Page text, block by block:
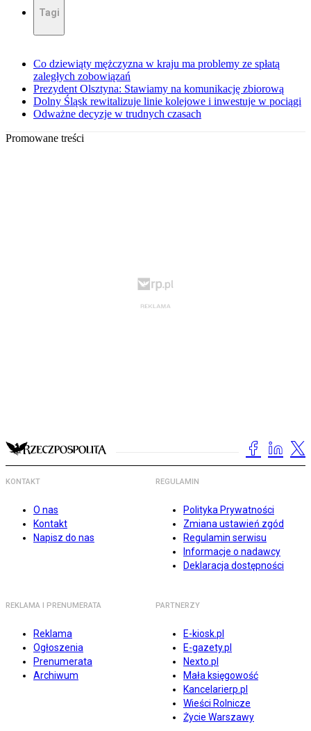
Tagi
Co dziewiąty mężczyzna w kraju ma problemy ze spłatą
zaległych zobowiązań
Prezydent Olsztyna: Stawiamy na komunikację zbiorową
Dolny Śląsk rewitalizuje linie kolejowe i inwestuje w pociągi
Odważne decyzje w trudnych czasach
Promowane treści
KONTAKT
O nas
Kontakt
Napisz do nas
REGULAMIN
Polityka Prywatności
Zmiana ustawień zgód
Regulamin serwisu
Informacje o nadawcy
Deklaracja dostępności
REKLAMA I PRENUMERATA
Reklama
Ogłoszenia
Prenumerata
Archiwum
PARTNERZY
E-kiosk.pl
E-gazety.pl
Nexto.pl
Mała księgowość
Kancelarierp.pl
Wieści Rolnicze
Życie Warszawy